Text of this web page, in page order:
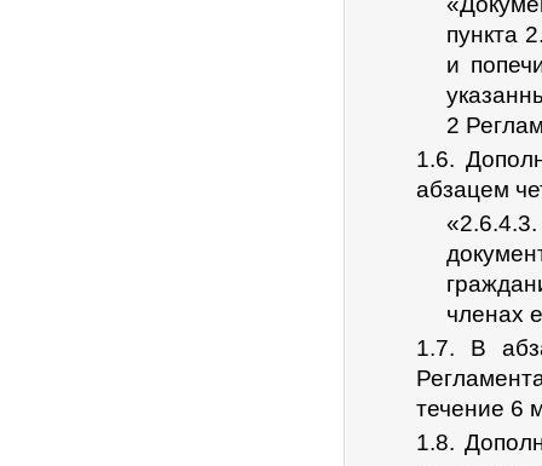
пункта
и
2
1.6.
абзацем
членах
1.7. В
течение 6
1.8.